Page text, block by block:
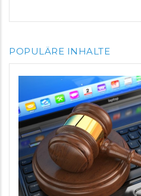
POPULÄRE INHALTE